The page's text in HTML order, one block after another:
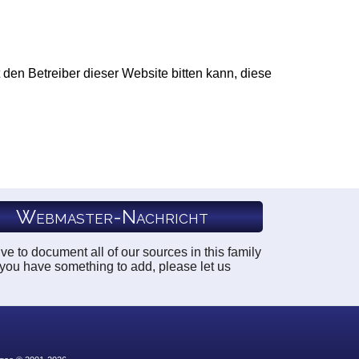
Betreiber dieser Website bitten kann, diese
Webmaster-Nachricht
to document all of our sources in this family
have something to add, please let us